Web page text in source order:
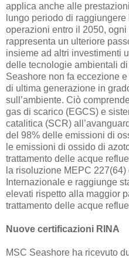
applica anche alle
lungo periodo di
operazioni entro il 2050,
rappresenta un ulteriore
insieme ad altri investimenti
delle tecnologie ambientali
Seashore non fa eccezione
di ultima generazione in
sull’ambiente. Ciò
gas di scarico (EGCS) e
catalitica (SCR)
del 98% delle emissioni di
le emissioni di ossido di
trattamento delle acque
la risoluzione MEPC
Internazionale e raggiunge
elevati rispetto alla maggior
trattamento delle acque
Nuove certificazioni RINA
MSC Seashore ha ricevuto